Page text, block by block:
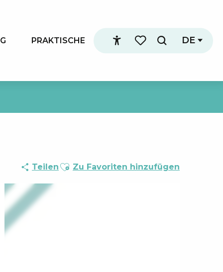
Accessibilité
Voir les favoris
Suche
DE
PRAKTISCHE
Teilen Ajouter aux favoris
Zu Favoriten hinzufügen